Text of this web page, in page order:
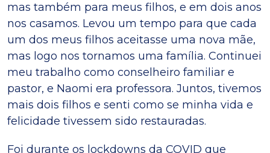
mas também para meus filhos, e em dois anos
nos casamos. Levou um tempo para que cada
um dos meus filhos aceitasse uma nova mãe,
mas logo nos tornamos uma família. Continuei
meu trabalho como conselheiro familiar e
pastor, e Naomi era professora. Juntos, tivemos
mais dois filhos e senti como se minha vida e
felicidade tivessem sido restauradas.
Foi durante os lockdowns da COVID que